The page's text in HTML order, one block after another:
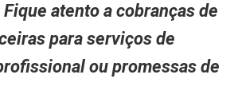
atento a cobranças de
para serviços de
ou promessas de